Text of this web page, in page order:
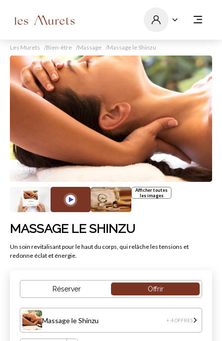
Les Murets Bien-être Massage Massage le Shinzu
Afficher toutes
les images
MASSAGE LE SHINZU
Un soin revitalisant pour le haut du corps, qui relâche les tensions et
redonne éclat et énergie.
Réserver Offrir
Massage le Shinzu + 4 OFFRES